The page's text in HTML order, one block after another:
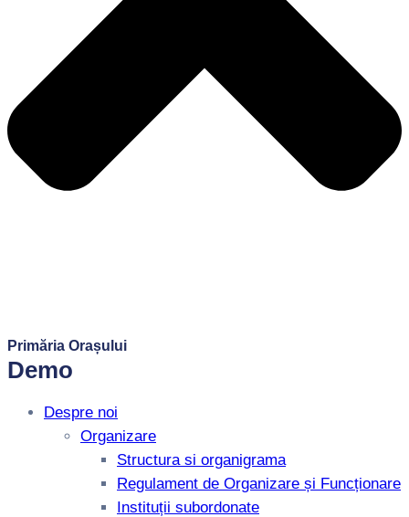
Primăria Orașului
Demo
Despre noi
Organizare
Structura si organigrama
Regulament de Organizare și Funcționare
Instituții subordonate